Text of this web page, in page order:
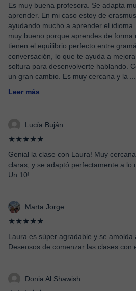
Es muy buena profesora. Se adapta
aprender. En mi caso estoy de
ayudando mucho a aprender el
muy bueno porque aprendes de forma
tienen el equilibrio perfecto entre
conversación, lo que te ayuda a
soltura para desenvolverte hablando.
un gran cambio. Es muy cercana y la
Leer más
Lucía Buján
★★★★★
Genial la clase con Laura! Muy
claras, y se adaptó perfectamente a lo
Un 10!
Marta Jorge
★★★★★
Laura es súper agradable y se amolda
Deseosos de comenzar las clases con
Donia Al Shawish